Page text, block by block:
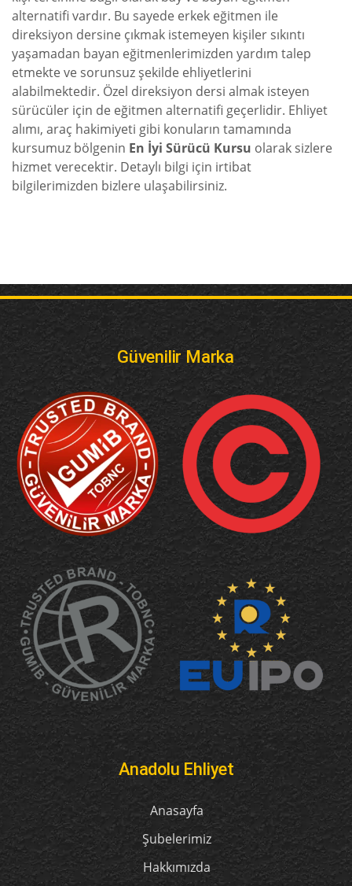
alternatifi vardır. Bu sayede erkek eğitmen ile
direksiyon dersine çıkmak istemeyen kişiler sıkıntı
yaşamadan bayan eğitmenlerimizden yardım talep
etmekte ve sorunsuz şekilde ehliyetlerini
alabilmektedir. Özel direksiyon dersi almak isteyen
sürücüler için de eğitmen alternatifi geçerlidir. Ehliyet
alımı, araç hakimiyeti gibi konuların tamamında
kursumuz bölgenin En İyi Sürücü Kursu olarak sizlere
hizmet verecektir. Detaylı bilgi için irtibat
bilgilerimizden bizlere ulaşabilirsiniz.
Güvenilir Marka
Anadolu Ehliyet
Anasayfa
Şubelerimiz
Hakkımızda